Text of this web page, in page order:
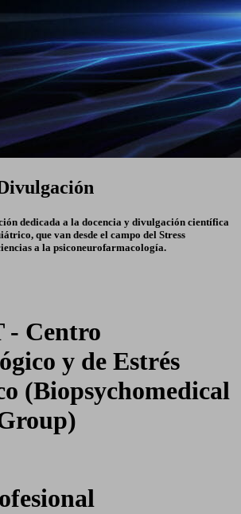
dedicada a la docencia y divulgación científica
que van desde el campo del Stress
a la psiconeurofarmacología.
- Centro
y de Estrés
(Biopsychomedical